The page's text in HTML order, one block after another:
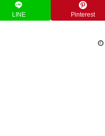
LINE Pinterest